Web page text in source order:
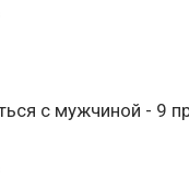
с мужчиной - 9